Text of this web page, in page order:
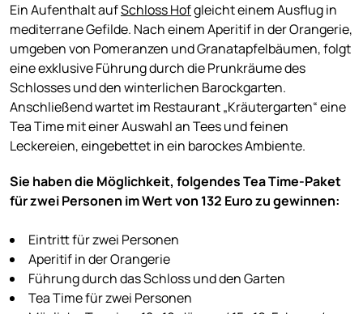
Ein Aufenthalt aufSchloss Hofgleicht einem Ausflug in
mediterrane Gefilde. Nach einem Aperitif in der Orangerie,
umgeben von Pomeranzen und Granatapfelbäumen, folgt
eine exklusive Führung durch die Prunkräume des
Schlosses und den winterlichen Barockgarten.
Anschließend wartet im Restaurant „Kräutergarten“ eine
Tea Time mit einer Auswahl an Tees und feinen
Leckereien, eingebettet in ein barockes Ambiente.
Sie haben die Möglichkeit, folgendes Tea Time-Paket
für zwei Personen im Wert von 132 Euro zu gewinnen:
Eintritt für zwei Personen
Aperitif in der Orangerie
Führung durch das Schloss und den Garten
Tea Time für zwei Personen